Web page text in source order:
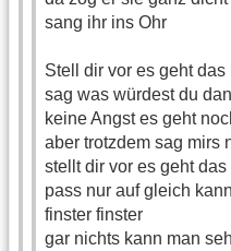
sang ihr ins Ohr
Stell dir vor es geht das
sag was würdest du
keine Angst es geht
aber trotzdem sag mirs
stellt dir vor es geht
pass nur auf gleich
finster finster
gar nichts kann man